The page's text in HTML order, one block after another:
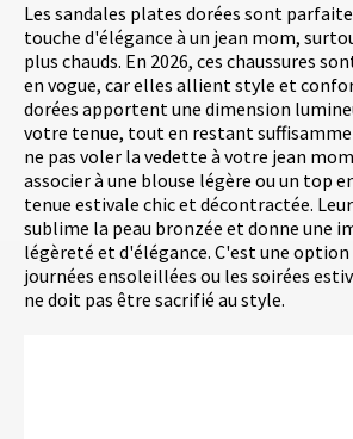
Les sandales plates dorées sont
touche d'élégance à un jean mom,
plus chauds. En 2026, ces chaussures
en vogue, car elles allient style et
dorées apportent une dimension
votre tenue, tout en restant
ne pas voler la vedette à votre jean
associer à une blouse légère ou un top
tenue estivale chic et décontractée.
sublime la peau bronzée et donne une
légèreté et d'élégance. C'est une option
journées ensoleillées ou les soirées
ne doit pas être sacrifié au style.